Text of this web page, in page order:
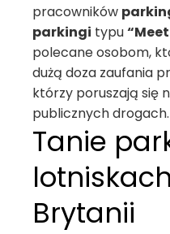
pracowników
parkingi typu
polecane osobom,
dużą doza zaufania
którzy poruszają się
publicznych drogach.
Tanie
Brytanii